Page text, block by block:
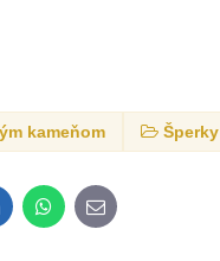
kameňom Šperky
WhatsApp
E-
mail